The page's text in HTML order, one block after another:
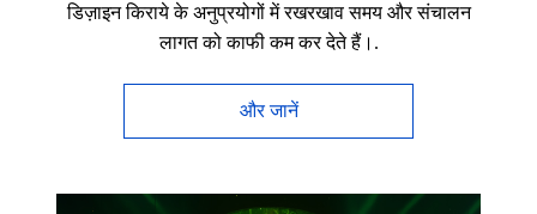
डिज़ाइन किराये के अनुप्रयोगों में रखरखाव समय और संचालन
लागत को काफी कम कर देते हैं।.
और जानें